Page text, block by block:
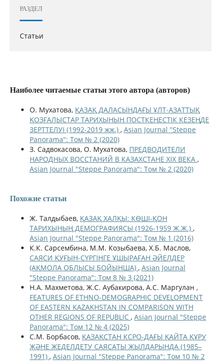
РАЗДЕЛ
Статьи
Наиболее читаемые статьи этого автора (авторов)
О. Мухатова, ҚАЗАҚ ДАЛАСЫНДАҒЫ ҰЛТ-АЗАТТЫҚ
ҚОЗҒАЛЫСТАР ТАРИХЫНЫҢ ПОСТКЕҢЕСТІК КЕЗЕҢДЕ
ЗЕРТТЕЛУІ (1992-2019 жж.) , Asian Journal "Steppe
Panorama": Том № 2 (2020)
З. Садвокасова, О. Мухатова, ПРЕДВОДИТЕЛИ
НАРОДНЫХ ВОССТАНИЙ В КАЗАХСТАНЕ XIX ВЕКА ,
Asian Journal "Steppe Panorama": Том № 2 (2020)
Похожие статьи
Ж. Талдыбаев, ҚАЗАҚ ХАЛҚЫ: КӨШІ-ҚОН
ТАРИХЫНЫҢ ДЕМОГРАФИЯСЫ (1926-1959 Ж.Ж.) ,
Asian Journal "Steppe Panorama": Том № 1 (2016)
К.К. Сарсембина, М.М. Козыбаева, Х.Б. Маслов,
САЯСИ ҚУҒЫН-СҮРГІНГЕ ҰШЫРАҒАН ӘЙЕЛДЕР
(АҚМОЛА ОБЛЫСЫ БОЙЫНША) , Asian Journal
"Steppe Panorama": Том 8 № 3 (2021)
Н.А. Махметова, Ж.С. Аубакирова, А.С. Маргулан ,
FEATURES OF ETHNO-DEMOGRAPHIC DEVELOPMENT
OF EASTERN KAZAKHSTAN IN COMPARISON WITH
OTHER REGIONS OF REPUBLIC , Asian Journal "Steppe
Panorama": Том 12 № 4 (2025)
С.М. Борбасов, ҚАЗАҚСТАН КСРО-ДАҒЫ ҚАЙТА ҚҰРУ
ЖӘНЕ ЖЕДЕЛДЕТУ САЯСАТЫ ЖЫЛДАРЫНДА (1985–
1991) , Asian Journal "Steppe Panorama": Том 10 № 2